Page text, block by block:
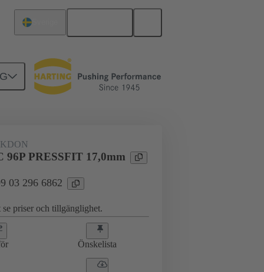
till dotterkort 09 03 296 6862
96P PRESSFIT 17,0mm
03 296 6862
priser och tillgänglighet.
Önskelista